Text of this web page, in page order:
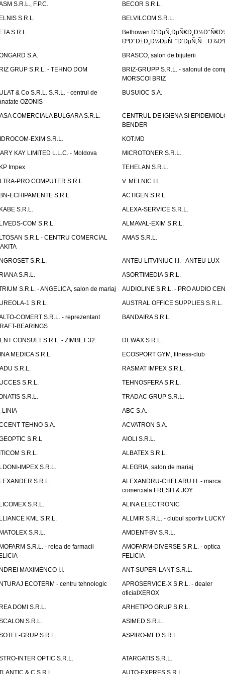
S.R.L., F.P.C.
BECOR S.R.L.
S.R.L.
BELVILCOM S.R.L.
S.R.L.
Bethowen
ÐºÐ°Ð±Ð¸Ð½ÐµÑ‚
S.A.
BRASCO, salon de bijuterii
GRUP S.R.L. - TEHNO DOM
BRIZ-GRUPP S.R.L. - salonul de
MORSCOI BRIZ
& Co S.R.L. S.R.L. - centrul de
OZONIS
BUSUIOC S.A.
COMERCIALA BULGARA S.R.L.
CENTRUL DE IGIENA SI
BENDER
EXIM S.R.L.
KOT.MD
KAY LIMITED L.L.C. - Moldova
MICROTONER S.R.L.
Impex
TEHELAN S.R.L.
PRO COMPUTER S.R.L.
V. MELNIC I.I.
ECHIPAMENTE S.R.L.
ACTIGEN S.R.L.
S.R.L.
ALEXA-SERVICE S.R.L.
COM S.R.L.
ALMAVAL-EXIM S.R.L.
S.R.L - CENTRU COMERCIAL
AMAS S.R.L.
S.R.L.
ANTEU LITVINIUC I.I. - ANTEU LUX
S.R.L.
ASORTIMEDIA S.R.L.
S.R.L. - ANGELICA, salon de mariaj
AUDIOLINE S.R.L. - PRO AUDIO
1 S.R.L.
AUSTRAL OFFICE SUPPLIES S.R.L.
COMERT S.R.L. - reprezentant
BEARINGS
BANDAIRA S.R.L.
CONSULT S.R.L. - ZIMBET 32
DEWAX S.R.L.
MEDICA S.R.L.
ECOSPORT GYM, fitness-club
S.R.L.
RASMAT IMPEX S.R.L.
S.R.L.
TEHNOSFERA S.R.L.
S.R.L.
TRADAC GRUP S.R.L.
LINIA
ABC S.A.
TEHNO S.A.
ACVATRON S.A.
S.R.L
AIOLI S.R.L.
S.R.L.
ALBATEX S.R.L.
IMPEX S.R.L.
ALEGRIA, salon de mariaj
S.R.L.
ALEXANDRU-CHELARU I.I. - marca
comerciala FRESH & JOY
S.R.L.
ALINA ELECTRONIC
KML S.R.L.
ALLMIR S.R.L. - clubul sportiv
S.R.L.
AMDENT-BV S.R.L.
S.R.L. - retea de farmacii
AMOFARM-DIVERSE S.R.L. - optica
FELICIA
MAXIMENCO I.I.
ANT-SUPER-LANT S.R.L.
ECOTERM - centru tehnologic
APROSERVICE-X S.R.L. - dealer
oficialXEROX
DOMI S.R.L.
ARHETIPO GRUP S.R.L.
S.R.L.
ASIMED S.R.L.
GRUP S.R.L.
ASPIRO-MED S.R.L.
INTER OPTIC S.R.L.
ATARGATIS S.R.L.
& C S.R.L.
AUTO-EXPRES S.R.L.